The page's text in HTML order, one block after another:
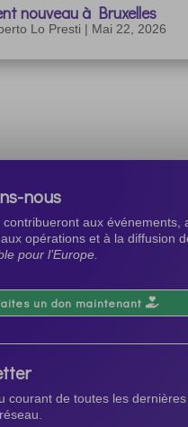
nouveau à Bruxelles
Lo Presti | Mai 22, 2026
nous
contribueront aux événements,
opérations et à la diffusion
pour l’Europe.
un don maintenant
courant de toutes les